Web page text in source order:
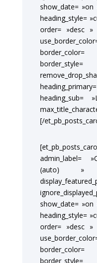
show_date=
heading_style=
order= »desc
heading_sub=
[/
admin_label=
(auto) »
show_date=
heading_style=
order= »desc